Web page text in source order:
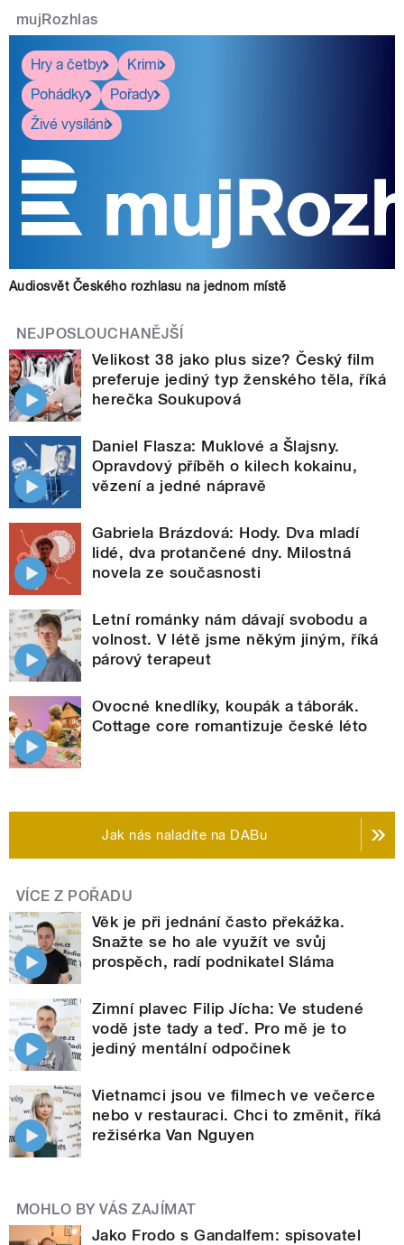
mujRozhlas
Hry a četby
Krimi
Pohádky
Pořady
Živé vysílání
Audiosvět Českého rozhlasu na jednom místě
NEJPOSLOUCHANĚJŠÍ
Velikost 38 jako plus size? Český film
preferuje jediný typ ženského těla, říká
herečka Soukupová
Daniel Flasza: Muklové a Šlajsny.
Opravdový příběh o kilech kokainu,
vězení a jedné nápravě
Gabriela Brázdová: Hody. Dva mladí
lidé, dva protančené dny. Milostná
novela ze současnosti
Letní románky nám dávají svobodu a
volnost. V létě jsme někým jiným, říká
párový terapeut
Ovocné knedlíky, koupák a táborák.
Cottage core romantizuje české léto
Jak nás naladíte na DABu
VÍCE Z POŘADU
Věk je při jednání často překážka.
Snažte se ho ale využít ve svůj
prospěch, radí podnikatel Sláma
Zimní plavec Filip Jícha: Ve studené
vodě jste tady a teď. Pro mě je to
jediný mentální odpočinek
Vietnamci jsou ve filmech ve večerce
nebo v restauraci. Chci to změnit, říká
režisérka Van Nguyen
MOHLO BY VÁS ZAJÍMAT
Jako Frodo s Gandalfem: spisovatel